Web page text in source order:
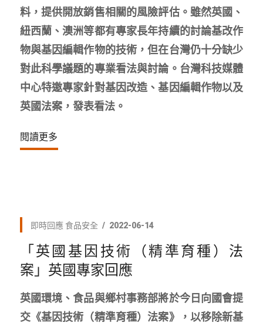
料，提供開放銷售相關的風險評估。雖然英國、
紐西蘭、澳洲等都有專家長年持續的討論基改作
物與基因編輯作物的技術，但在台灣仍十分缺少
對此科學議題的專業看法與討論。台灣科技媒體
中心特邀專家針對基因改造、基因編輯作物以及
英國法案，發表看法。
閱讀更多
即時回應 食品安全 2022-06-14
「英國基因技術（精準育種）法
案」英國專家回應
英國環境、食品與鄉村事務部將於今日向國會提
交《基因技術（精準育種）法案》，以移除新基